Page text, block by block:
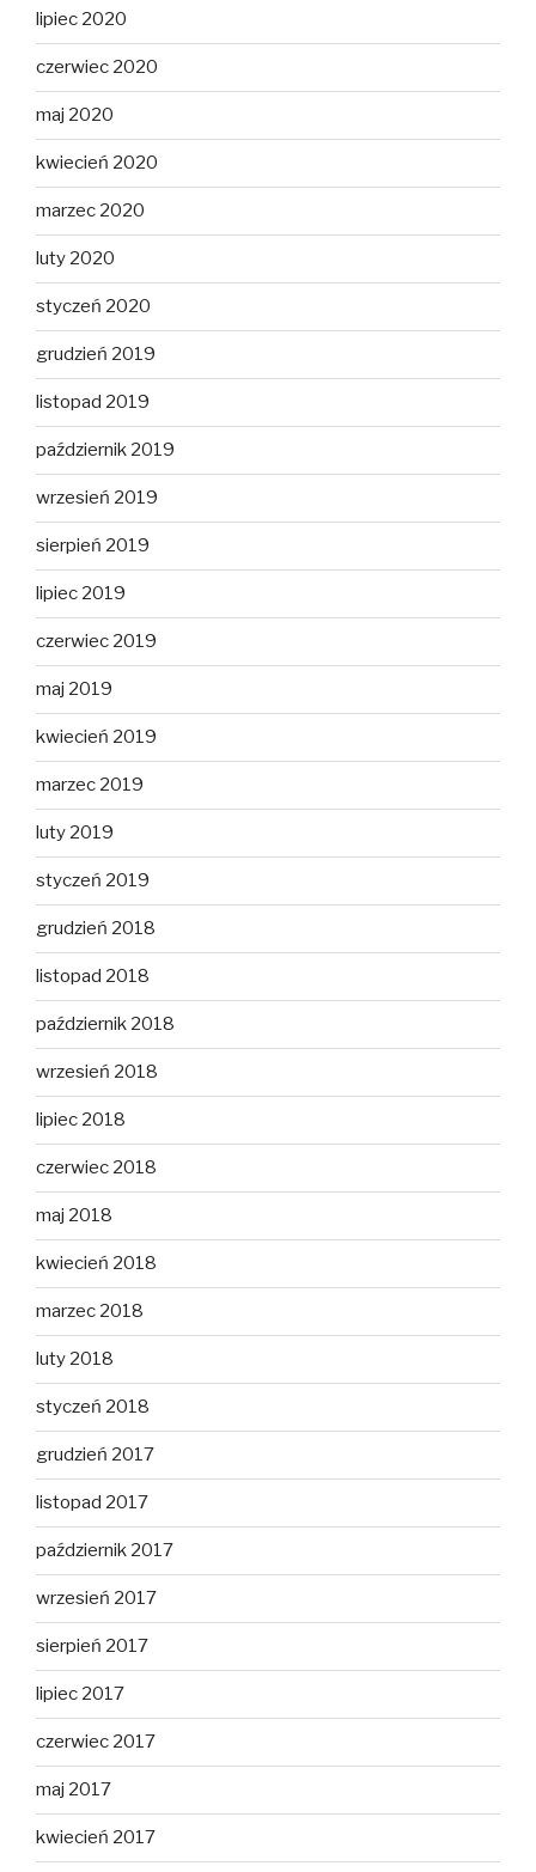
lipiec 2020
czerwiec 2020
maj 2020
kwiecień 2020
marzec 2020
luty 2020
styczeń 2020
grudzień 2019
listopad 2019
październik 2019
wrzesień 2019
sierpień 2019
lipiec 2019
czerwiec 2019
maj 2019
kwiecień 2019
marzec 2019
luty 2019
styczeń 2019
grudzień 2018
listopad 2018
październik 2018
wrzesień 2018
lipiec 2018
czerwiec 2018
maj 2018
kwiecień 2018
marzec 2018
luty 2018
styczeń 2018
grudzień 2017
listopad 2017
październik 2017
wrzesień 2017
sierpień 2017
lipiec 2017
czerwiec 2017
maj 2017
kwiecień 2017